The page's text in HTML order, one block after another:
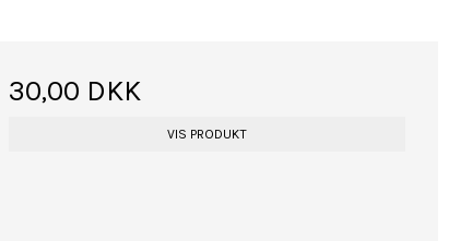
30,00 DKK
VIS PRODUKT